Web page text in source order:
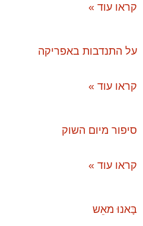
קראו עוד »
על התנדבות באפריקה
קראו עוד »
סיפור מיום השוק
קראו עוד »
בָּאנוּ מאֵש